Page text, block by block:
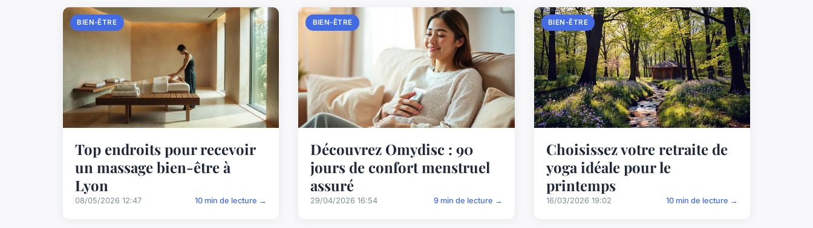
BIEN-ÊTRE
Top endroits pour recevoir
un massage bien-être à
Lyon
08/05/2026 12:47 10 min de lecture →
BIEN-ÊTRE
Découvrez Omydisc : 90
jours de confort menstruel
assuré
29/04/2026 16:54 9 min de lecture →
BIEN-ÊTRE
Choisissez votre retraite de
yoga idéale pour le
printemps
16/03/2026 19:02 10 min de lecture →